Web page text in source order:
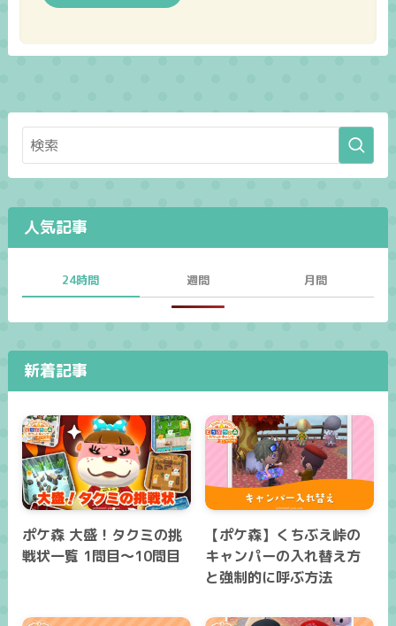
人気記事
24時間 週間 月間
新着記事
ポケ森 大盛！タクミの挑
戦状一覧 1問目～10問目
【ポケ森】くちぶえ峠の
キャンパーの入れ替え方
と強制的に呼ぶ方法